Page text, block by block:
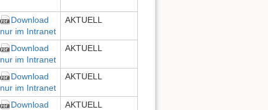
Download
nur im Intranet
AKTUELL
Download
nur im Intranet
AKTUELL
Download
nur im Intranet
AKTUELL
Download
AKTUELL